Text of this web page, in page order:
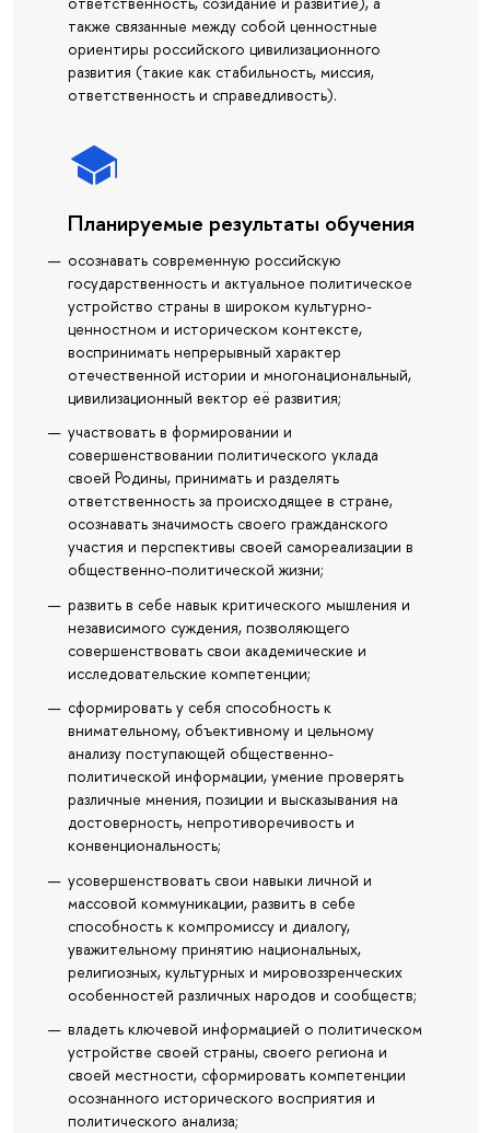
также связанные между собой ценностные
ориентиры российского цивилизационного
развития (такие как стабильность, миссия,
ответственность и справедливость).
Планируемые результаты обучения
осознавать современную российскую
государственность и актуальное политическое
устройство страны в широком культурно-
ценностном и историческом контексте,
воспринимать непрерывный характер
отечественной истории и многонациональный,
цивилизационный вектор её развития;
участвовать в формировании и
совершенствовании политического уклада
своей Родины, принимать и разделять
ответственность за происходящее в стране,
осознавать значимость своего гражданского
участия и перспективы своей самореализации в
общественно-политической жизни;
развить в себе навык критического мышления и
независимого суждения, позволяющего
совершенствовать свои академические и
исследовательские компетенции;
сформировать у себя способность к
внимательному, объективному и цельному
анализу поступающей общественно-
политической информации, умение проверять
различные мнения, позиции и высказывания на
достоверность, непротиворечивость и
конвенциональность;
усовершенствовать свои навыки личной и
массовой коммуникации, развить в себе
способность к компромиссу и диалогу,
уважительному принятию национальных,
религиозных, культурных и мировоззренческих
особенностей различных народов и сообществ;
владеть ключевой информацией о политическом
устройстве своей страны, своего региона и
своей местности, сформировать компетенции
осознанного исторического восприятия и
политического анализа;